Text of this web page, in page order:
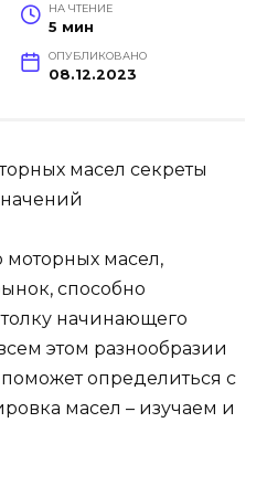
НА ЧТЕНИЕ
5 мин
ОПУБЛИКОВАНО
08.12.2023
масел,
способно
начинающего
этом разнообразии
поможет определиться с
масел – изучаем и